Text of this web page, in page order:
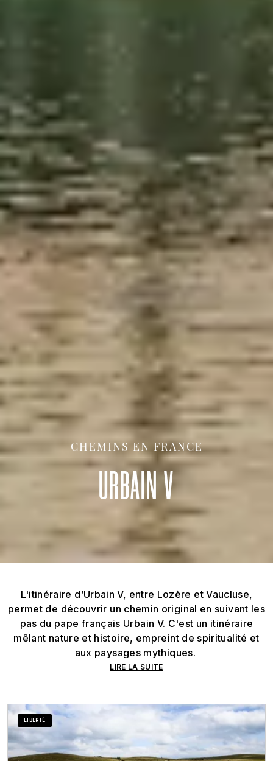
CHEMINS EN FRANCE
URBAIN V
L'itinéraire d’Urbain V, entre Lozère et Vaucluse,
permet de découvrir un chemin original en suivant les
pas du pape français Urbain V. C'est un itinéraire
mêlant nature et histoire, empreint de spiritualité et
aux paysages mythiques.
LIRE LA SUITE
LIBERTÉ